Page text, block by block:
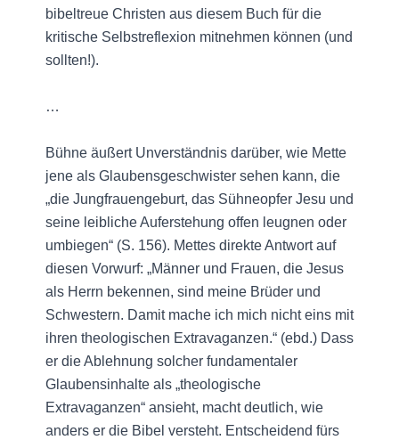
bibeltreue Christen aus diesem Buch für die
kritische Selbstreflexion mitnehmen können (und
sollten!).
…
Bühne äußert Unverständnis darüber, wie Mette
jene als Glaubensgeschwister sehen kann, die
„die Jungfrauengeburt, das Sühneopfer Jesu und
seine leibliche Auferstehung offen leugnen oder
umbiegen“ (S. 156). Mettes direkte Antwort auf
diesen Vorwurf: „Männer und Frauen, die Jesus
als Herrn bekennen, sind meine Brüder und
Schwestern. Damit mache ich mich nicht eins mit
ihren theologischen Extravaganzen.“ (ebd.) Dass
er die Ablehnung solcher fundamentaler
Glaubensinhalte als „theologische
Extravaganzen“ ansieht, macht deutlich, wie
anders er die Bibel versteht. Entscheidend fürs